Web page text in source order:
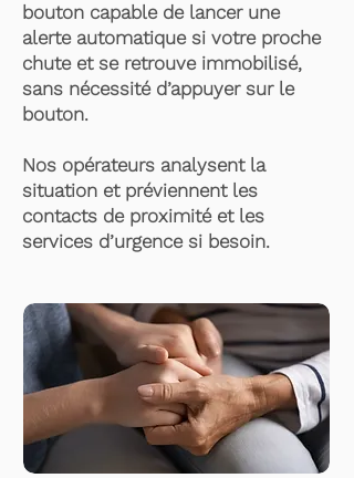
bouton capable de lancer une
alerte automatique si votre proche
chute et se retrouve immobilisé,
sans nécessité d’appuyer sur le
bouton.
Nos opérateurs analysent la
situation et préviennent les
contacts de proximité et les
services d’urgence si besoin.